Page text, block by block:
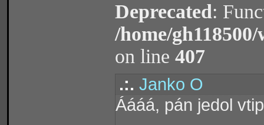
Deprecated:
/home/
on line 407
.:. Janko O
Áááá, pán jedol